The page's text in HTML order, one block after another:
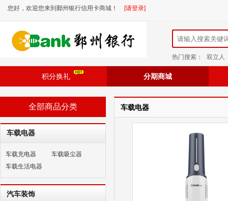
您好，欢迎您来到鄞州银行信用卡商城！ [请登录]
热门搜索： 双立人
积分换礼 分期商城
全部商品分类
车载电器
车载充电器
车载吸尘器
车载生活电器
汽车装饰
车载电器